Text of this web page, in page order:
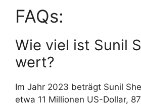
FAQs:
Wie viel ist Sunil
wert?
Im Jahr 2023 beträgt Sunil
etwa 11 Millionen US-Dollar,